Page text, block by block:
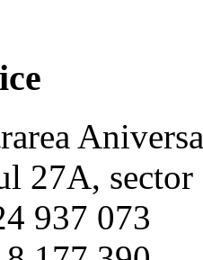
27A, sector
937 073